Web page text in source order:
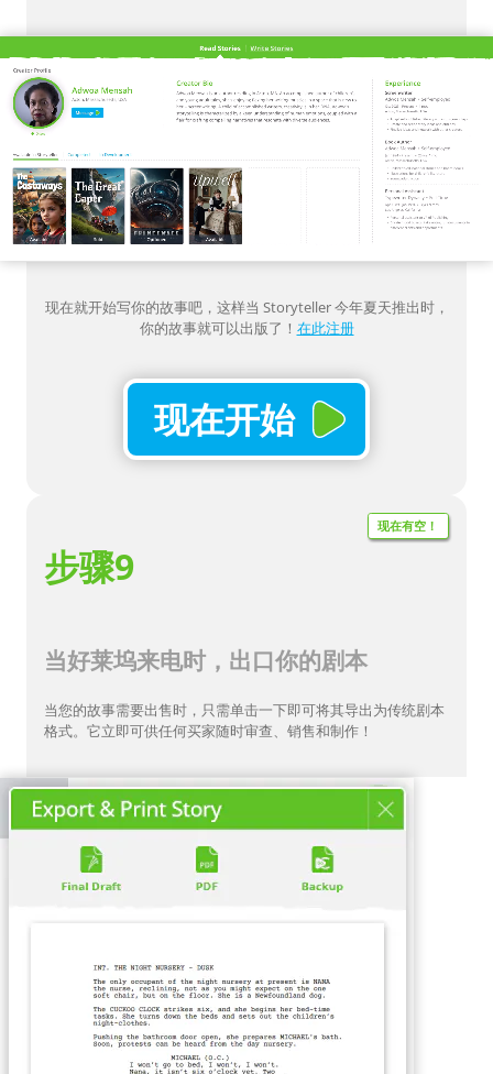
现在就开始写你的故事吧，这样当 Storyteller 今年夏天推出时，
你的故事就可以出版了！ 在此注册
现在开始
步骤9
现在有空！
当好莱坞来电时，出口你的剧本
当您的故事需要出售时，只需单击一下即可将其导出为传统剧本
格式。它立即可供任何买家随时审查、销售和制作！